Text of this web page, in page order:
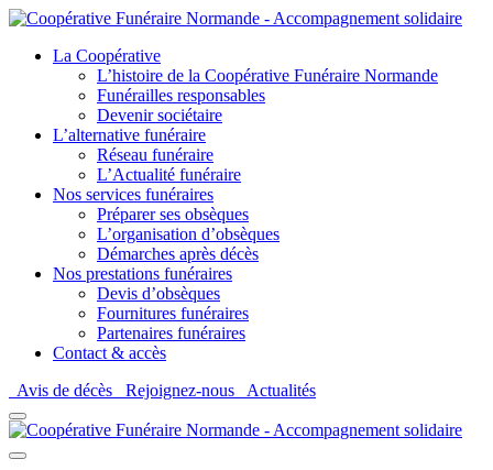
La Coopérative
L’histoire de la Coopérative Funéraire Normande
Funérailles responsables
Devenir sociétaire
L’alternative funéraire
Réseau funéraire
L’Actualité funéraire
Nos services funéraires
Préparer ses obsèques
L’organisation d’obsèques
Démarches après décès
Nos prestations funéraires
Devis d’obsèques
Fournitures funéraires
Partenaires funéraires
Contact & accès
Avis de décès
Rejoignez-nous Actualités